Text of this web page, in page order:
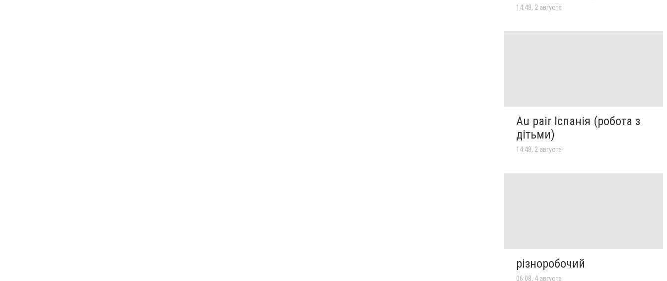
14:48, 2 августа
Au pair Іспанія (робота з
дітьми)
14:48, 2 августа
різноробочий
06:08, 4 августа